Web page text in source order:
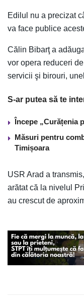
Edilul nu a precizat
va face publice
Călin Bibarţ a
vor opera reduceri
servicii şi birouri,
S-ar putea să te
Începe „Curățenia
Măsuri pentru
Timișoara
USR Arad a
arătat că la nivelul
au crescut de